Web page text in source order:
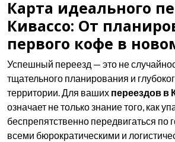
Карта идеального
Кивассо: От
первого кофе в
Успешный переезд — это не
тщательного планирования и
территории. Для ваших переездов в
означает не только знание того, как
беспрепятственно передвигаться по
всеми бюрократическими и